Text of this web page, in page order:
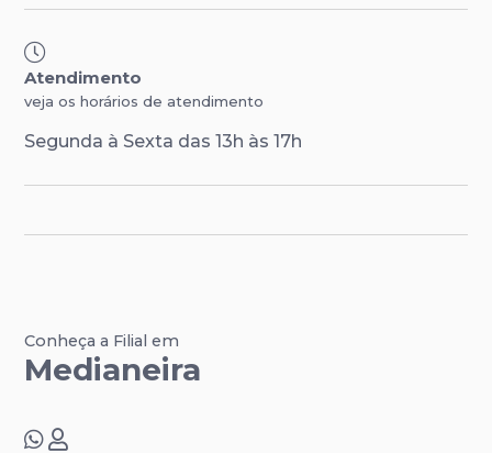
Atendimento
veja os horários de atendimento
Segunda à Sexta das 13h às 17h
Conheça a Filial em
Medianeira